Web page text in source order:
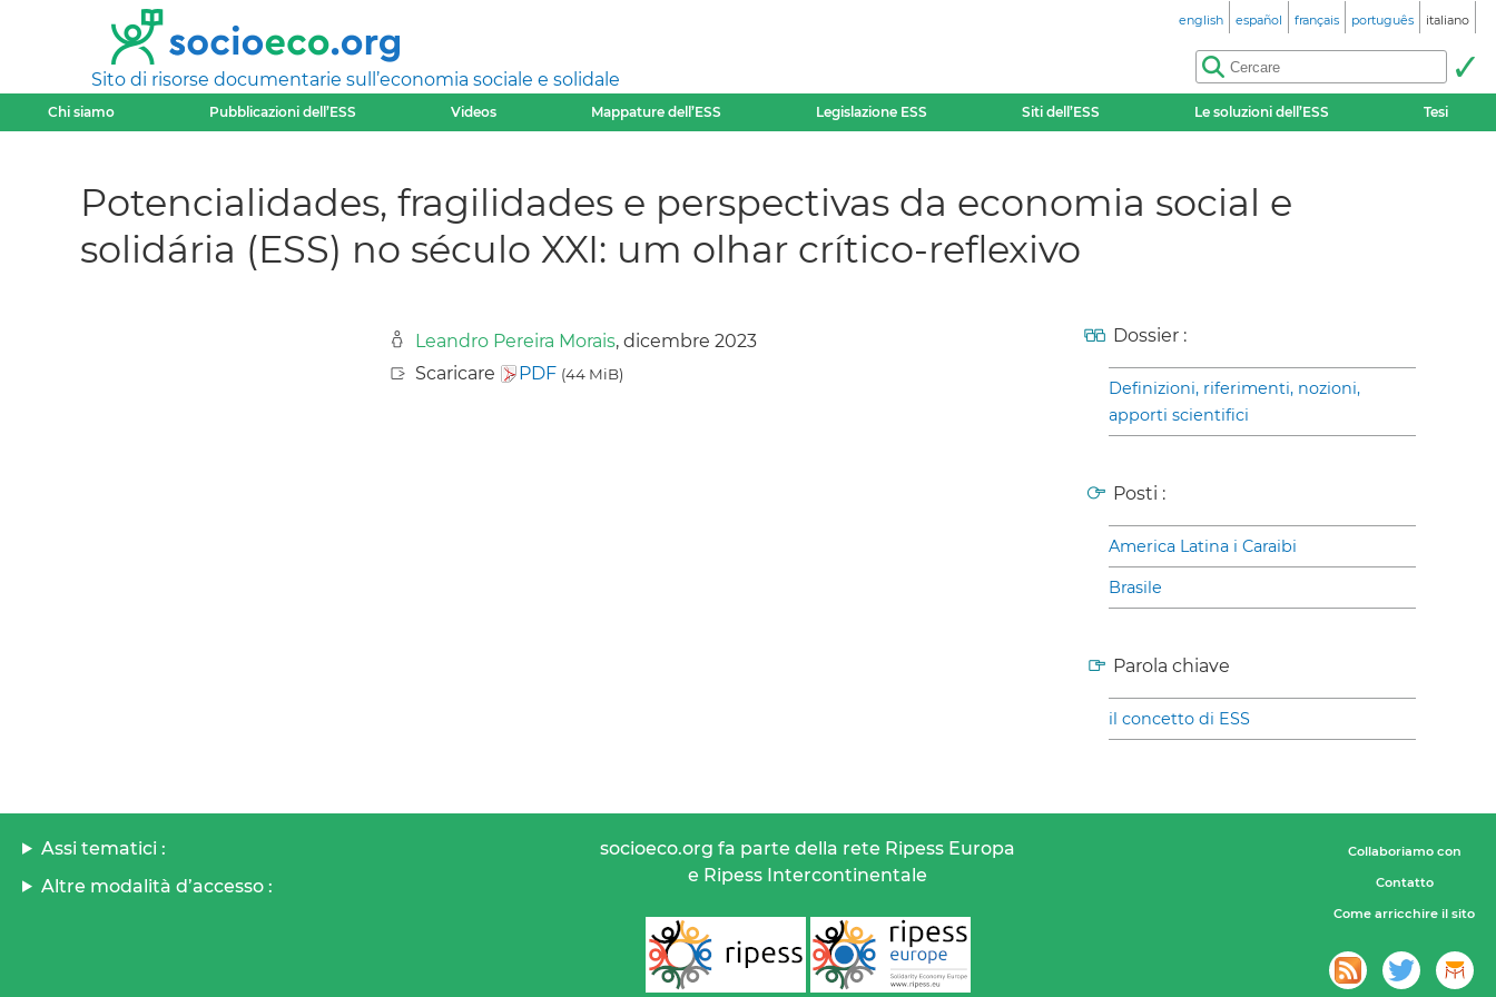
Sito di risorse documentarie sull’economia sociale e solidale
english español français português italiano
Chi siamo Pubblicazioni dell’ESS Videos Mappature dell’ESS Legislazione ESS Siti dell’ESS Le soluzioni dell’ESS Tesi
Potencialidades, fragilidades e perspectivas da economia social e
solidária (ESS) no século XXI: um olhar crítico-reflexivo
Leandro Pereira Morais, dicembre 2023
Scaricare
PDF (44 MiB)
Dossier :
Definizioni, riferimenti, nozioni,
apporti scientifici
Posti :
America Latina i Caraibi
Brasile
Parola chiave
il concetto di ESS
Assi tematici :
Altre modalità d’accesso :
socioeco.org fa parte della rete Ripess Europa
e Ripess Intercontinentale
Collaboriamo con
Contatto
Come arricchire il sito